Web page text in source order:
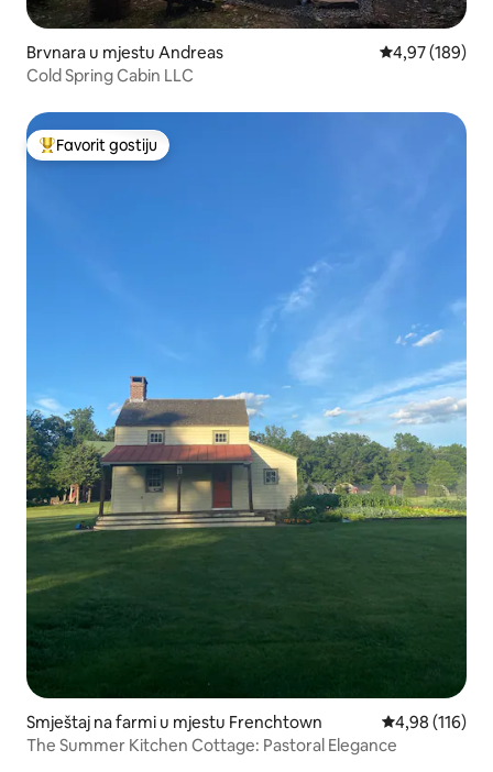
Brvnara u mjestu Andreas Prosječna
4,97 (189)
Cold Spring Cabin LLC
Glavni favorit gostiju
Favorit gostiju
Smještaj na farmi u mjestu Frenchtown Prosječna
4,98 (116)
The Summer Kitchen Cottage: Pastoral Elegance